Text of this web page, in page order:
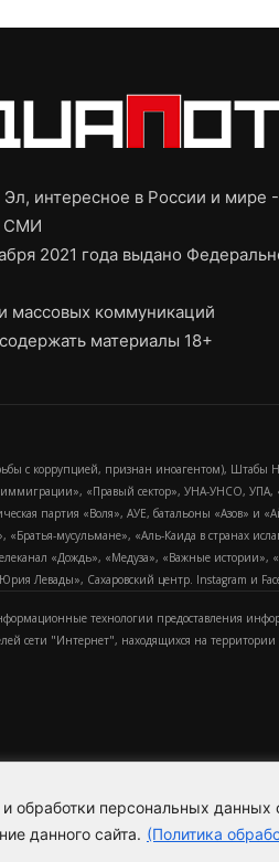
персональных
данного сайта. (Политика
интересное в России и мире
СМИ
2021 года выдано
массовых коммуникаций
материалы 18+
с коррупцией, признан иноагентом), Штабы
«Правый сектор», УНА-УНСО,
партия «Воля», АУЕ, батальоны
мусульмане», «Аль-Каида в странах
«Дождь», «Медуза», «Важные истории»,
Левады», Сахаровский центр. Instagram и
технологии предоставления
сети "Интернет", находящихся на
Для справки
Политика